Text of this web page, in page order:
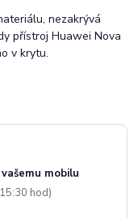
mobilu
hod)
nezakrývá
přístroj Huawei Nova
v krytu.